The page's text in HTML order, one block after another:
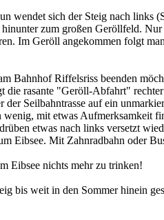
wendet sich der Steig nach links
zum großen Geröllfeld.
Im Geröll angekommen folgt
Bahnhof Riffelsriss beenden
rasante "Geröll-Abfahrt"
Seilbahntrasse auf ein
mit etwas Aufmerksamkeit
etwas nach links versetzt
Eibsee. Mit Zahnradbahn oder
Eibsee nichts mehr zu trinken!
bis weit in den Sommer hinein